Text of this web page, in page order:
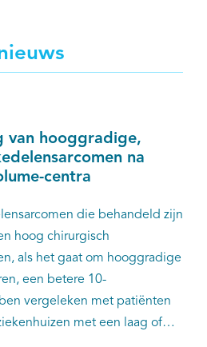
van hooggradige,
na
centra
die behandeld zijn
hoog chirurgisch
als het gaat om hooggradige
een betere 10-
vergeleken met patiënten
met een laag of